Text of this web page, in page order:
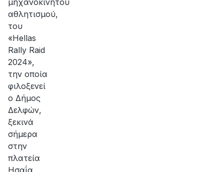
μηχανοκίνητου
αθλητισμού,
του
«Hellas
Rally Raid
2024»,
την οποία
φιλοξενεί
ο Δήμος
Δελφών,
ξεκινά
σήμερα
στην
πλατεία
Ησαΐα